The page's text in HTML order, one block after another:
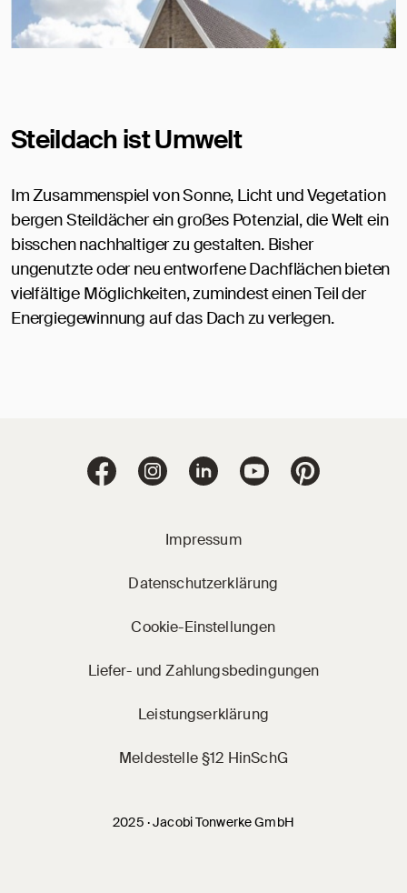
Steildach ist Umwelt
Im Zusammenspiel von Sonne, Licht und Vegetation
bergen Steildächer ein großes Potenzial, die Welt ein
bisschen nachhaltiger zu gestalten. Bisher
ungenutzte oder neu entworfene Dachflächen bieten
vielfältige Möglichkeiten, zumindest einen Teil der
Energiegewinnung auf das Dach zu verlegen.
Jacobi Dachziegel
Jacobi Dachziegel auf Facebook
Jacobi Dachziegel auf Instagram
Jacobi Dachziegel auf
Jacobi Dachziegel
Jacobi
2025 · Jacobi Tonwerke GmbH
Impressum
Datenschutzerklärung
Cookie-Einstellungen
Liefer- und Zahlungsbedingungen
Leistungserklärung
Meldestelle §12 HinSchG